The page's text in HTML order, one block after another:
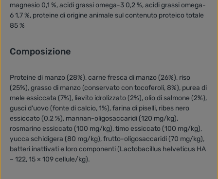
magnesio 0,1 %, acidi grassi omega-3 0,2 %, acidi grassi omega-
6 1,7 %, proteine di origine animale sul contenuto proteico totale
85 %
Composizione
Proteine di manzo (28%), carne fresca di manzo (26%), riso
(25%), grasso di manzo (conservato con tocoferoli, 8%), purea di
mele essiccata (7%), lievito idrolizzato (2%), olio di salmone (2%),
gusci d'uovo (fonte di calcio, 1%), farina di piselli, ribes nero
essiccato (0,2 %), mannan-oligosaccaridi (120 mg/kg),
rosmarino essiccato (100 mg/kg), timo essiccato (100 mg/kg),
yucca schidigera (80 mg/kg), frutto-oligosaccaridi (70 mg/kg),
batteri inattivati e loro componenti (Lactobacillus helveticus HA
– 122, 15 × 109 cellule/kg).